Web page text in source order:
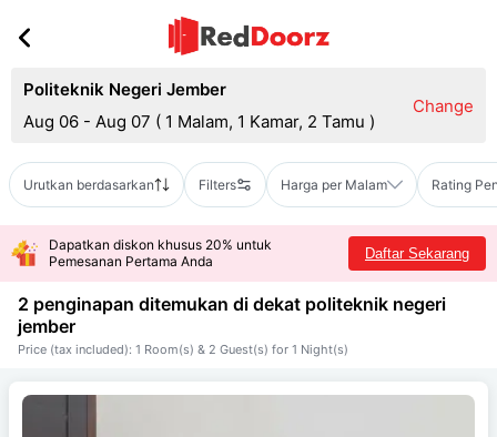
Politeknik Negeri Jember
Aug 06 - Aug 07 ( 1 Malam, 1 Kamar, 2 Tamu )
Change
Urutkan berdasarkan Filters Harga per Malam Rating
Dapatkan diskon khusus 20% untuk
Pemesanan Pertama Anda
Daftar Sekarang
2 penginapan ditemukan di dekat politeknik negeri
jember
Price (tax included): 1 Room(s) & 2 Guest(s) for 1 Night(s)